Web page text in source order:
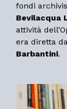
fondi
Bevilacqua
attività
era diretta
Barbantini.